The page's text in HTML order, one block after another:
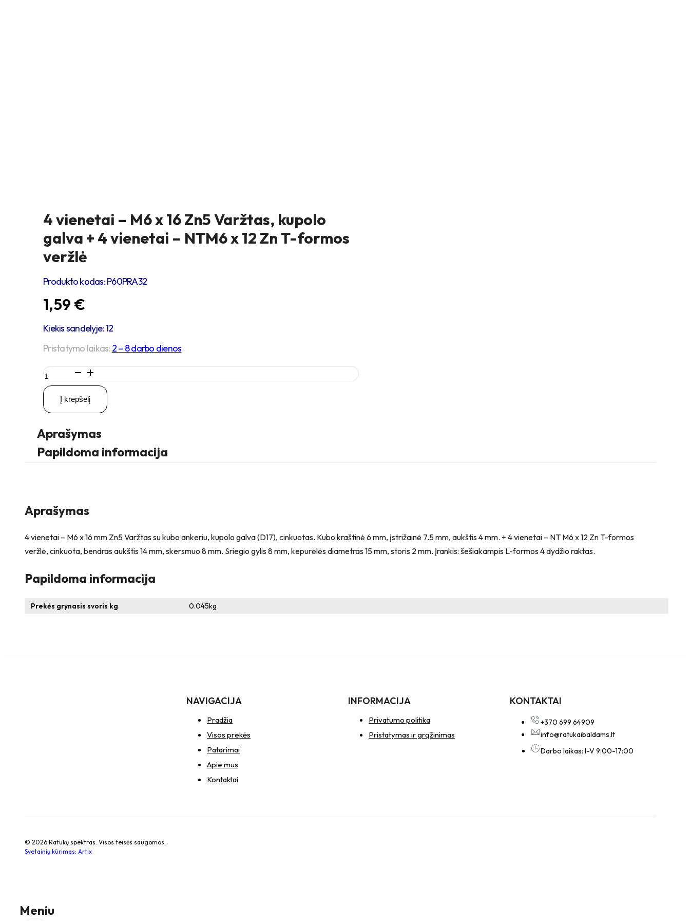
4 vienetai – M6 x 16 Zn5 Varžtas, kupolo
galva + 4 vienetai – NTM6 x 12 Zn T-formos
veržlė
Produkto kodas:P60PRA32
1,59 €
Kiekis sandelyje: 12
Pristatymo laikas: 2 – 8 darbo dienos
produkto
kiekis:
4
vienetai
–
x
16
Zn5
Varžtas,
vienetai
NTM6
12
T-
Į krepšelį
Aprašymas
Papildoma informacija
Aprašymas
4 vienetai – M6 x 16 mm Zn5 Varžtas su kubo ankeriu, kupolo galva (D17), cinkuotas. Kubo kraštinė 6 mm, įstrižainė 7.5 mm, aukštis 4 mm. + 4 vienetai – NT M6 x 12 Zn T-formos
veržlė, cinkuota, bendras aukštis 14 mm, skersmuo 8 mm. Sriegio gylis 8 mm, kepurėlės diametras 15 mm, storis 2 mm. Įrankis: šešiakampis L-formos 4 dydžio raktas.
Papildoma informacija
Prekės grynasis svoris kg 0.045kg
NAVIGACIJA
Pradžia
Visos prekės
Patarimai
Apie mus
Kontaktai
INFORMACIJA
Privatumo politika
Pristatymas ir grąžinimas
KONTAKTAI
+370 699 64909
info@ratukaibaldams.lt
Darbo laikas: I-V 9:00-17:00
© 2026 Ratukų spektras. Visos teisės saugomos.
Svetainių kūrimas: Artix
Meniu